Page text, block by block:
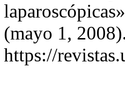
(mayo 1,
https://